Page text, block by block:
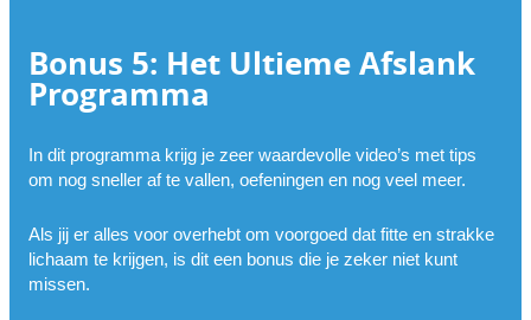
Bonus 5: Het Ultieme Afslank
Programma
In dit programma krijg je zeer waardevolle video’s met tips
om nog sneller af te vallen, oefeningen en nog veel meer.
Als jij er alles voor overhebt om voorgoed dat fitte en strakke
lichaam te krijgen, is dit een bonus die je zeker niet kunt
missen.